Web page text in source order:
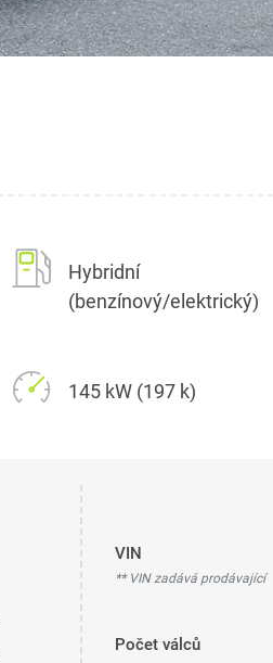
Hybridní
(benzínový/elektrický)
145 kW (197 k)
VIN
** VIN zadává prodávající
Počet válců